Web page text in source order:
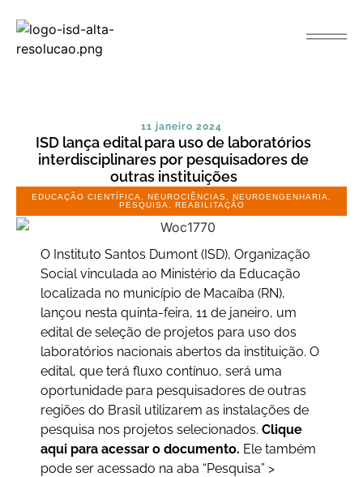
11 janeiro 2024
ISD lança edital para uso de laboratórios
interdisciplinares por pesquisadores de
outras instituições
EDUCAÇÃO CIENTÍFICA NEUROCIÊNCIAS NEUROENGENHARIA
PESQUISA
REABILITAÇÃO
O Instituto Santos Dumont (ISD), Organização
Social vinculada ao Ministério da Educação
localizada no município de Macaíba (RN),
lançou nesta quinta-feira, 11 de janeiro, um
edital de seleção de projetos para uso dos
laboratórios nacionais abertos da instituição. O
edital, que terá fluxo contínuo, será uma
oportunidade para pesquisadores de outras
regiões do Brasil utilizarem as instalações de
pesquisa nos projetos selecionados. Clique
aqui para acessar o documento. Ele também
pode ser acessado na aba “Pesquisa” >